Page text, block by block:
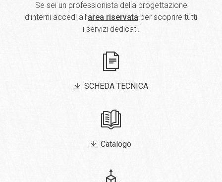
Se sei un professionista della progettazione
d’interni accedi all’area riservata per scoprire tutti
i servizi dedicati.
SCHEDA TECNICA
Catalogo